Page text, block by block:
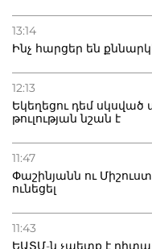
13:14
Ինչ հարցեր են
12:13
Եկեղեցու դեմ
թուլության նշան է
11:47
Փաշինյանն ու
ունեցել
11:43
ԵԱՏՄ-ն չպետք է